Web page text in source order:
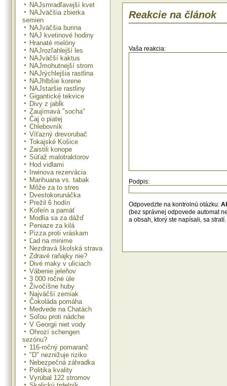
NAJsmradľavejší kvet
NAJväčšia zbierka
semien
NAJväčšia burina
NAJ kvetinové hodiny
Hranaté melóny
NAJrozľahlejší les
NAJväčší kaktus
NAJmohutnejší strom
NAJrýchlejšia rastlina
NAJhlbšie korene
NAJstaršie rastliny
Gigantické tekvice
Divy z jabĺk
Zaujímavá "socha"
Čaj o piatej
Chlebovník
Víťazný drevorubač
Tokajské Košice
Zaistili konope
Súťaž malotraktorov
Hod vidlami
Irwinova rezervácia
Marihuana vs. tabak
Môže za to stres
Dvestokorunáčka
Prežil 6 hodín
Kofeín a pamäť
Modlia sa za dážď
Peniaze za kilá
Pizza proti vráskam
Ľad na minime
Nezdravá školská strava
Zdravé raňajky nie?
Divé maky v uliciach
Vábenie jeleňov
3 000 ročné úle
Živočíšne huby
Najväčší zemiak
Čokoláda pomáha
Medvede na Chatách
Soľou proti nádche
V Georgii niet vody
Ohrozí schengen
sezónu?
116-ročný pomaranč
"D" neznižuje riziko
Nebezpečná záhradka
Politika kvality
Vyrúbal 122 stromov
Reakcie na článok
Vaša reakcia:
Podpis:
Odpovedzte na kontrolnú otázku:
(bez správnej odpovede automat
a obsah, ktorý ste napísali, sa